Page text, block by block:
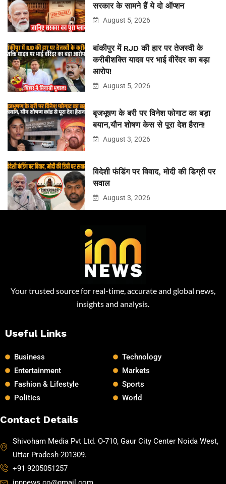
सरकार के सामने हैं ये दो ऑप्शन
August 5, 2026
बांकीपुर में RJD की हार पर तेजस्वी के
करीबीशक्ति यादव पर भाई वीरेंदर का बड़ा
आरोप!
August 5, 2026
बृजभूषण के बरी पर विनेश फोगाट का बड़ा
बयान,यौन शोषण केस से पूरा देश हैरान!
August 3, 2026
विदेशी फंडिंग पर विवाद, मोदी की डिग्री पर
सवाल
August 3, 2026
Your trusted source for real-time, accurate and global news,
insights and analysis.
Useful Links
Business
Entertainment
Fashion & Lifestyle
Politics
Technology
Markets
Sports
World
Contact Details
Shivoham Media Pvt Ltd. O-710, Gaur City Center Noida West,
Uttar Pradesh-201309.
+91 9205051257